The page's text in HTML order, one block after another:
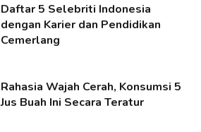
Daftar 5 Selebriti Indonesia
dengan Karier dan Pendidikan
Cemerlang
Rahasia Wajah Cerah, Konsumsi 5
Jus Buah Ini Secara Teratur